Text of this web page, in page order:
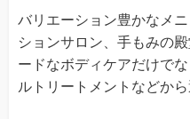
バリエーション豊かなメ
ションサロン、手もみの
ードなボディケアだけで
ルトリートメントなどから